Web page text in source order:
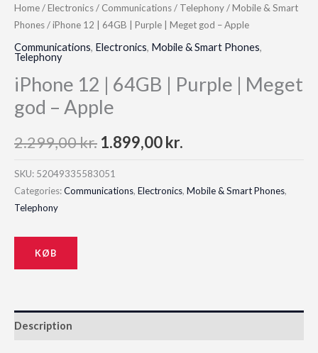
Home/Electronics/ Communications/ Telephony/Mobile & Smart
Phones/ iPhone 12 | 64GB | Purple | Meget god – Apple
Communications, Electronics, Mobile & Smart Phones,
Telephony
iPhone 12 | 64GB | Purple | Meget
god – Apple
2.299,00kr. Original
price
was:
1.899,00kr.
is:
SKU: 52049335583051
Categories:Communications, Electronics, Mobile & Smart Phones,
Telephony
KØB
Description